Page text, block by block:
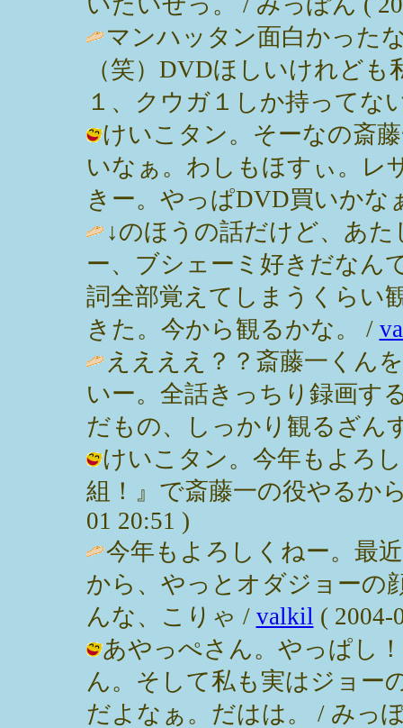
マンハッタン面白かった
（笑）DVDほしいけれど
１、クウガ１しか持ってな
けいこタン。そーなの斎
いなぁ。わしもほすぃ。レ
きー。やっぱDVD買いかな
↓のほうの話だけど、あ
ー、ブシェーミ好きだなん
詞全部覚えてしまうくらい
きた。今から観るかな。 /
ええええ？？斎藤一くん
いー。全話きっちり録画す
だもの、しっかり観るざん
けいこタン。今年もよろ
組！』で斎藤一の役やるか
01 20:51 )
今年もよろしくねー。最
から、やっとオダジョーの
んな、こりゃ / valkil ( 2004-
あやっぺさん。やっぱし
ん。そして私も実はジョー
だよなぁ。だはは。 / みっ